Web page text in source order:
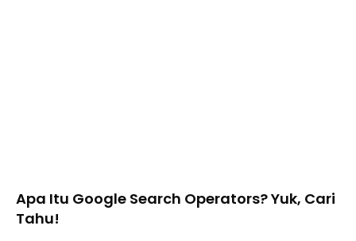
Apa Itu Google Search Operators? Yuk, Cari
Tahu!